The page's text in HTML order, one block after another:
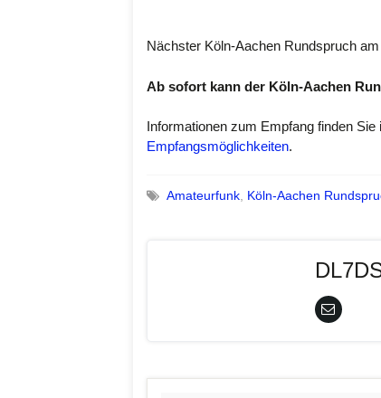
Nächster Köln-Aachen Rundspruch
Ab sofort kann der Köln-Aachen
Informationen zum Empfang finden
Empfangsmöglichkeiten.
Amateurfunk, Köln-Aachen